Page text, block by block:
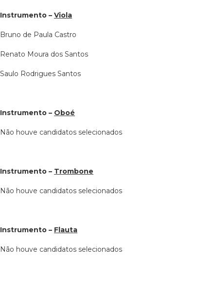
Instrumento – Viola
Bruno de Paula Castro
Renato Moura dos Santos
Saulo Rodrigues Santos
Instrumento – Oboé
Não houve candidatos selecionados
Instrumento – Trombone
Não houve candidatos selecionados
Instrumento – Flauta
Não houve candidatos selecionados